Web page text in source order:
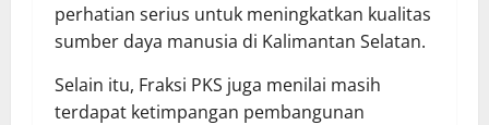
perhatian serius untuk meningkatkan kualitas
sumber daya manusia di Kalimantan Selatan.
Selain itu, Fraksi PKS juga menilai masih
terdapat ketimpangan pembangunan